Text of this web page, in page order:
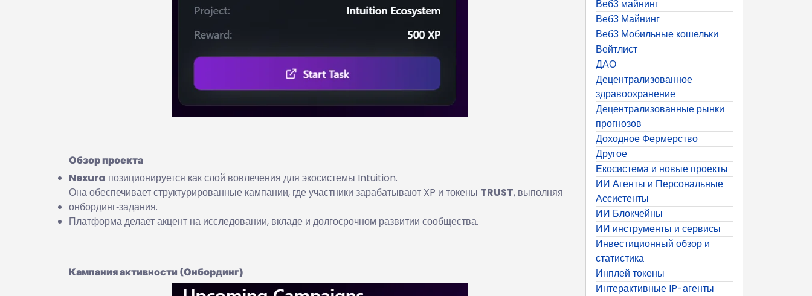
Обзор проекта
Nexura позиционируется как слой вовлечения для экосистемы Intuition.
Она обеспечивает структурированные кампании, где участники зарабатывают XP и токены TRUST, выполняя
онбординг‑задания.
Платформа делает акцент на исследовании, вкладе и долгосрочном развитии сообщества.
Кампания активности (Онбординг)
Веб3 майнинг
Веб3 Майнинг
Веб3 Мобильные кошельки
Вейтлист
ДАО
Децентрализованное
здравоохранение
Децентрализованные рынки
прогнозов
Доходное Фермерство
Другое
Екосистема и новые проекты
ИИ Агенты и Персональные
Ассистенты
ИИ Блокчейны
ИИ инструменты и сервисы
Инвестиционный обзор и
статистика
Инплей токены
Интерактивные IP-агенты